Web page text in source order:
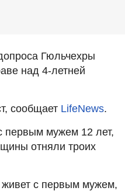
Гюльчехры
над 4-летней
сообщает LifeNews.
первым мужем 12 лет,
отняли троих
живет с первым мужем,